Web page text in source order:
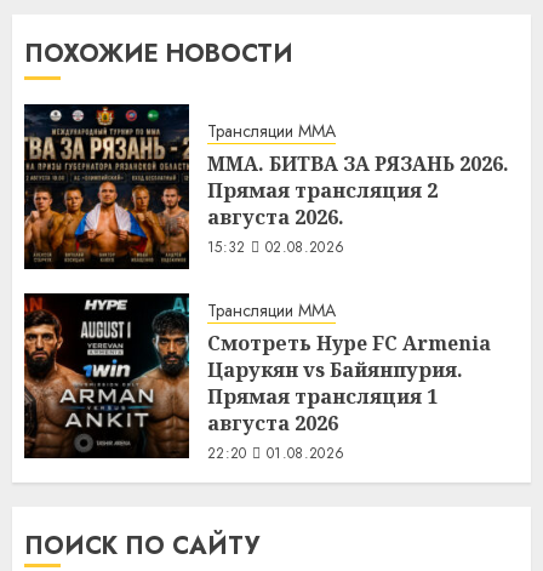
ПОХОЖИЕ НОВОСТИ
Трансляции MMA
MMA. БИТВА ЗА РЯЗАНЬ 2026.
Прямая трансляция 2
августа 2026.
15:32 02.08.2026
Трансляции MMA
Смотреть Hype FC Armenia
Царукян vs Байянпурия.
Прямая трансляция 1
августа 2026
22:20 01.08.2026
ПОИСК ПО САЙТУ